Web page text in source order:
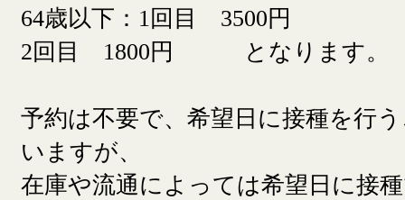
64歳以下：1回目 3500円
2回目 1800円 となります。
予約は不要で、希望日に接種を行
いますが、
在庫や流通によっては希望日に接